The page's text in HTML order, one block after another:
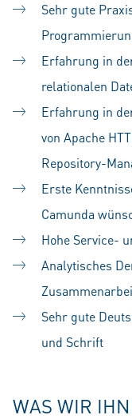
Sehr gute
Erfahrung in
relationalen
Erfahrung in
von Apache
Repository-
Erste
Camunda
Hohe Service-
Analytisches
Sehr gute
und Schrift
WAS WIR